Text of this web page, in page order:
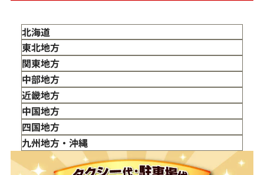
北海道
東北地方
青森県
岩手県
宮城県
秋田県
山形県
福島県
関東地方
東京都
神奈川県
埼玉県
千葉県
茨城県
栃木県
群馬県
中部地方
新潟県
富山県
石川県
山梨県
長野県
岐阜県
近畿地方
三重県
滋賀県
京都府
大阪府
兵庫県
中国地方
鳥取県
島根県
岡山県
広島県
四国地方
徳島県
香川県
九州地方・沖縄
福岡県